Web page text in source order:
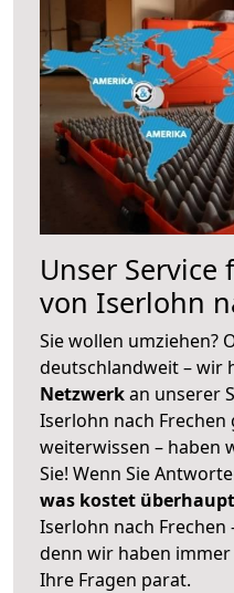
Unser
von Iserlohn
Sie wollen umziehen?
deutschlandweit – wir
Netzwerkan unserer
Iserlohn nach Frechen
weiterwissen – haben
Sie! Wenn Sie
was kostet
Iserlohn nach Frechen
denn wir haben
Ihre Fragen parat.